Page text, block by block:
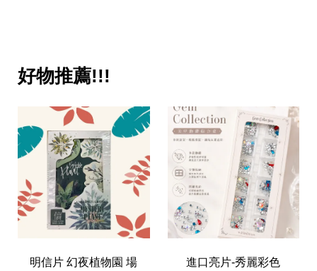
好物推薦!!!
明信片 幻夜植物園 場
進口亮片-秀麗彩色